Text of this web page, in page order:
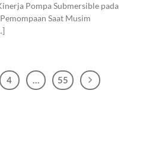
Pompa Submersible pada
Saat Musim
4 55